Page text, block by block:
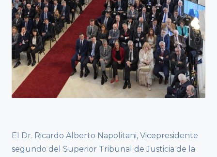
El Dr. Ricardo Alberto Napolitani, Vicepresidente
segundo del Superior Tribunal de Justicia de la